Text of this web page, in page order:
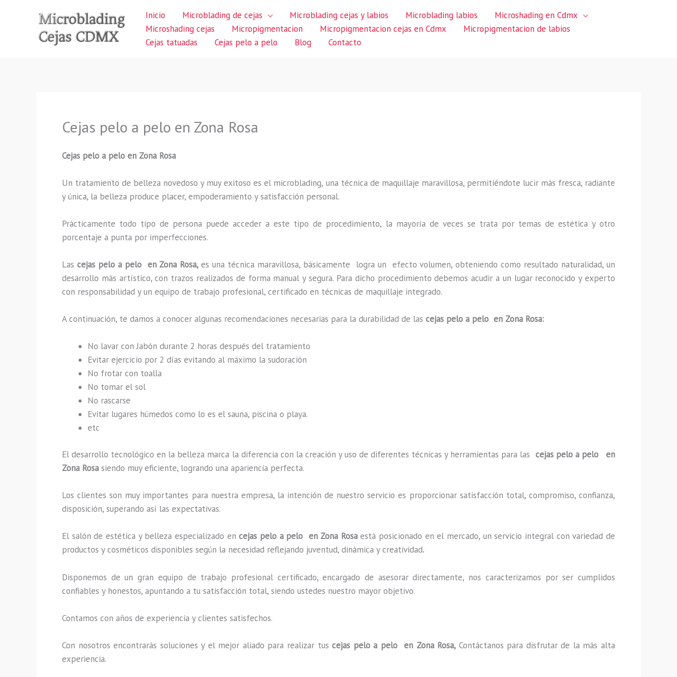
Inicio Microblading de cejas Microblading cejas y labios Microblading labios
Microshading en Cdmx
Microshading cejas
Micropigmentacion Micropigmentacion cejas en Cdmx
Micropigmentacion de labios
Cejas tatuadas
Cejas pelo a pelo Blog Contacto
Cejas pelo a pelo en Zona Rosa
Cejas pelo a pelo en Zona Rosa
Un tratamiento de belleza novedoso y muy exitoso es el microblading, una técnica de maquillaje maravillosa, permitiéndote lucir más fresca, radiante
y única, la belleza produce placer, empoderamiento y satisfacción personal.
Prácticamente todo tipo de persona puede acceder a este tipo de procedimiento, la mayoría de veces se trata por temas de estética y otro
porcentaje a punta por imperfecciones.
Las cejas pelo a pelo en Zona Rosa,es una técnica maravillosa, básicamente
logra un efecto volumen, obteniendo como resultado naturalidad, un
desarrollo más artístico, con trazos realizados de forma manual y segura. Para dicho procedimiento debemos acudir a un lugar reconocido y experto
con responsabilidad y un equipo de trabajo profesional, certificado en técnicas de maquillaje integrado.
A continuación, te damos a conocer algunas recomendaciones necesarias para la durabilidad de las cejas pelo a pelo en Zona Rosa:
No lavar con Jabón durante 2 horas después del tratamiento
Evitar ejercicio por 2 días evitando al máximo la sudoración
No frotar con toalla
No tomar el sol
No rascarse
Evitar lugares húmedos como lo es el sauna, piscina o playa.
etc
El desarrollo tecnológico en la belleza marca la diferencia con la creación y uso de diferentes técnicas y herramientas para las cejas pelo a pelo en
Zona Rosa siendo muy eficiente, logrando una apariencia perfecta.
Los clientes son muy importantes para nuestra empresa, la intención de nuestro servicio es proporcionar satisfacción total, compromiso, confianza,
disposición, superando así las expectativas.
El salón de estética y belleza especializado encejas pelo a pelo en Zona Rosaestá posicionado en el mercado, un servicio integral con variedad de
productos y cosméticos disponibles según la necesidad reflejando juventud, dinámica y creatividad.
Disponemos de un gran equipo de trabajo profesional certificado, encargado de asesorar directamente, nos caracterizamos por ser cumplidos
confiables y honestos, apuntando a tu satisfacción total, siendo ustedes nuestro mayor objetivo.
Contamos con años de experiencia y clientes satisfechos.
Con nosotros encontrarás soluciones y el mejor aliado para realizar tuscejas pelo a pelo en Zona Rosa, Contáctanos para disfrutar de la más alta
experiencia.